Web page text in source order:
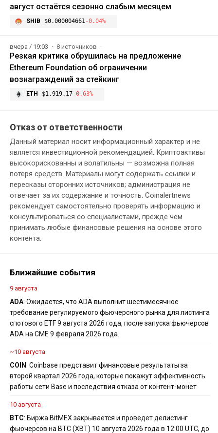
август остаётся сезонно слабым месяцем
SHIB $0.000004661-0.04%
вчера / 19:03 8 источников
Резкая критика обрушилась на предложение
Ethereum Foundation об ограничении
вознаграждений за стейкинг
ETH $1,919.17-0.63%
Отказ от ответственности
Данный материал носит информационный характер и не
является инвестиционной рекомендацией. Криптоактивы
высокорискованны и волатильны — возможна полная
потеря средств. Материалы могут содержать ссылки и
пересказы сторонних источников; администрация не
отвечает за их содержание и точность. Coinalertnews
рекомендует самостоятельно проверять информацию и
консультироваться со специалистами, прежде чем
принимать любые финансовые решения на основе этого
контента.
Ближайшие события
9 августа
ADA: Ожидается, что ADA выполнит шестимесячное
требование регулируемого фьючерсного рынка для листинга
спотового ETF 9 августа 2026 года, после запуска фьючерсов
ADA на CME 9 февраля 2026 года.
~10 августа
COIN: Coinbase представит финансовые результаты за
второй квартал 2026 года, которые покажут эффективность
работы сети Base и последствия отказа от контент-монет
10 августа
BTC: Биржа BitMEX закрывается и проведет делистинг
фьючерсов на BTC (XBT) 10 августа 2026 года в 12:00 UTC, до